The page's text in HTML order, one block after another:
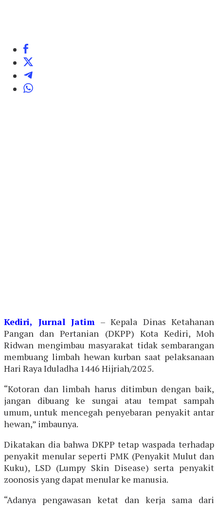
Kediri, Jurnal Jatim – Kepala Dinas Ketahanan
Pangan dan Pertanian (DKPP) Kota Kediri, Moh
Ridwan mengimbau masyarakat tidak sembarangan
membuang limbah hewan kurban saat pelaksanaan
Hari Raya Iduladha 1446 Hijriah/2025.
“Kotoran dan limbah harus ditimbun dengan baik,
jangan dibuang ke sungai atau tempat sampah
umum, untuk mencegah penyebaran penyakit antar
hewan,” imbaunya.
Dikatakan dia bahwa DKPP tetap waspada terhadap
penyakit menular seperti PMK (Penyakit Mulut dan
Kuku), LSD (Lumpy Skin Disease) serta penyakit
zoonosis yang dapat menular ke manusia.
“Adanya pengawasan ketat dan kerja sama dari